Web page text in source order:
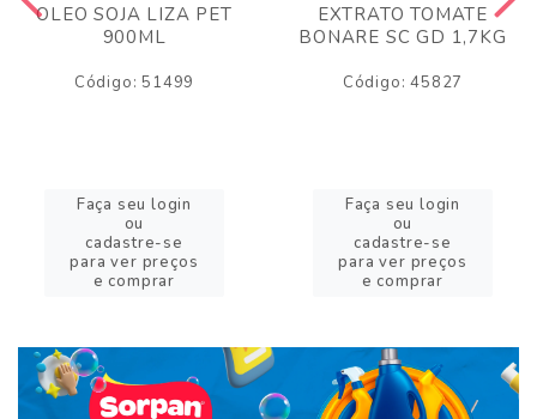
OLEO SOJA LIZA PET
900ML
Código: 51499
Faça seu login
ou
cadastre-se
para ver preços
e comprar
EXTRATO TOMATE
BONARE SC GD 1,7KG
Código: 45827
Faça seu login
ou
cadastre-se
para ver preços
e comprar